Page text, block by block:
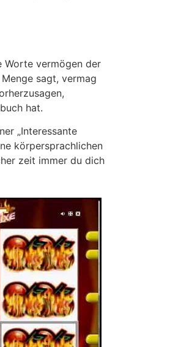
Worte vermögen der
sagt, vermag
hat.
„Interessante
körpersprachlichen
zeit immer du dich